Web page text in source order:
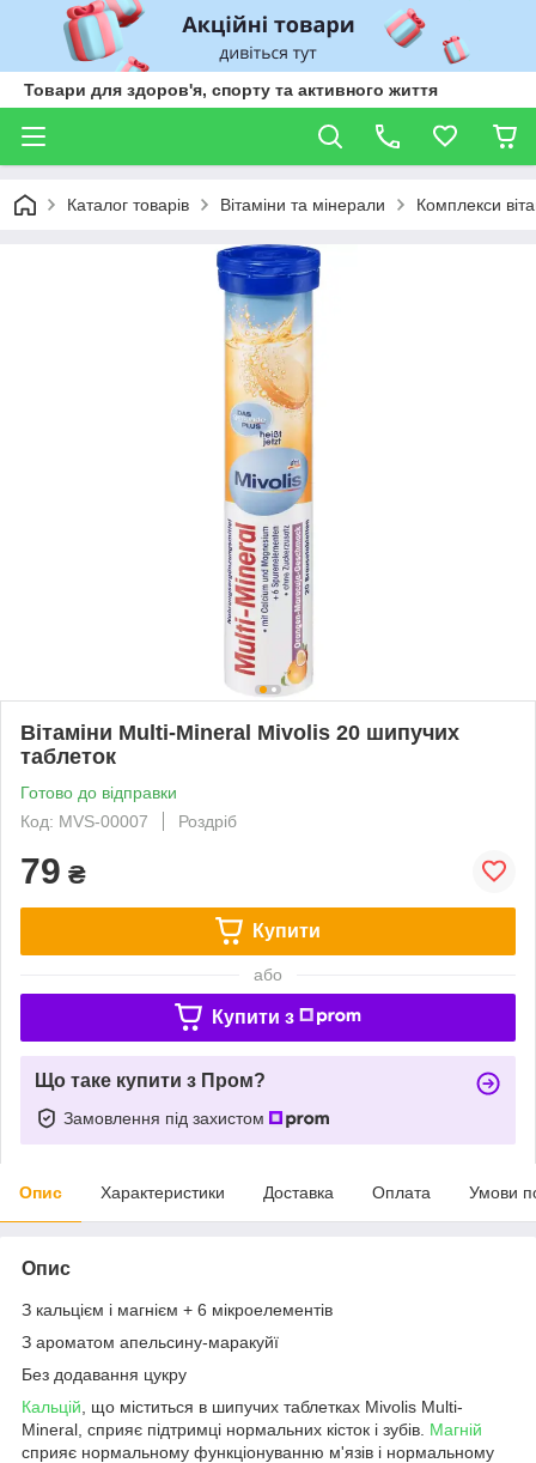
Товари для здоров'я, спорту та активного життя
Каталог товарів Вітаміни та мінерали Комплекси
Вітаміни Multi-Mineral Mivolis 20 шипучих
таблеток
Готово до відправки
Код: MVS-00007
Роздріб
79 ₴
Купити
або
Купити з
Що таке купити з Пром?
Замовлення під захистом
Опис Характеристики Доставка Оплата Умови
Опис
З кальцієм і магнієм + 6 мікроелементів
З ароматом апельсину-маракуйї
Без додавання цукру
Кальцій , що міститься в шипучих таблетках Mivolis Multi-
Mineral, сприяє підтримці нормальних кісток і зубів. Магній
сприяє нормальному функціонуванню м'язів і нормальному